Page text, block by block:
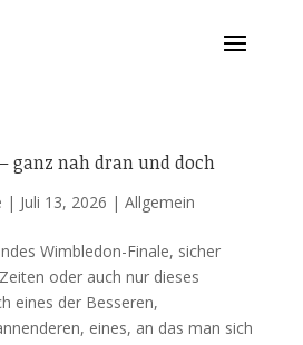
ganz nah dran und doch
| Juli 13, 2026 | Allgemein
Wimbledon-Finale, sicher
oder auch nur dieses
eines der Besseren,
eines, an das man sich